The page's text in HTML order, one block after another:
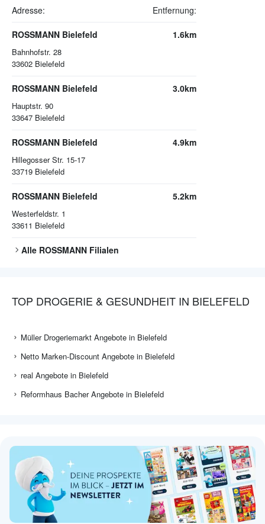
Adresse: Entfernung:
ROSSMANN Bielefeld
Bahnhofstr. 28
33602 Bielefeld
1.6km
ROSSMANN Bielefeld
Hauptstr. 90
33647 Bielefeld
3.0km
ROSSMANN Bielefeld
Hillegosser Str. 15-17
33719 Bielefeld
4.9km
ROSSMANN Bielefeld
Westerfeldstr. 1
33611 Bielefeld
5.2km
Alle ROSSMANN Filialen
TOP DROGERIE & GESUNDHEIT IN BIELEFELD
Müller Drogeriemarkt Angebote in Bielefeld
Netto Marken-Discount Angebote in Bielefeld
real Angebote in Bielefeld
Reformhaus Bacher Angebote in Bielefeld